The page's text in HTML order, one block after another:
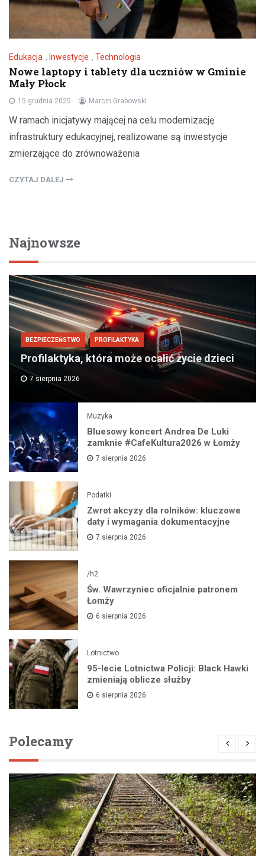
Edukacja , Inwestycje , Technologia
Nowe laptopy i tablety dla uczniów w Gminie
Mały Płock
15 grudnia 2025 Marcin Grabowski
W ramach inicjatywy mającej na celu modernizację
infrastruktury edukacyjnej, realizowane są inwestycje
zmierzające do zrównoważenia
CZYTAJ DALEJ
Najnowsze
BEZPIECZEŃSTWO PROFILAKTYKA
Profilaktyka, która może ocalić życie dzieci
7 sierpnia 2026
Muzyka
Bluesowy koncert Andrea De Luki
zamknie #CafeKultura2026 w Łomży
7 sierpnia 2026
Podatki
Zwrot akcyzy dla rolników: kluczowe
daty i wymagania dokumentacyjne
7 sierpnia 2026
/h2
Św. Wawrzyniec oficjalnie patronem
Łomży
6 sierpnia 2026
Lotnictwo
95-lecie Lotnictwa Policji: Black Hawki
zmieniają oblicze służby
6 sierpnia 2026
Polecamy